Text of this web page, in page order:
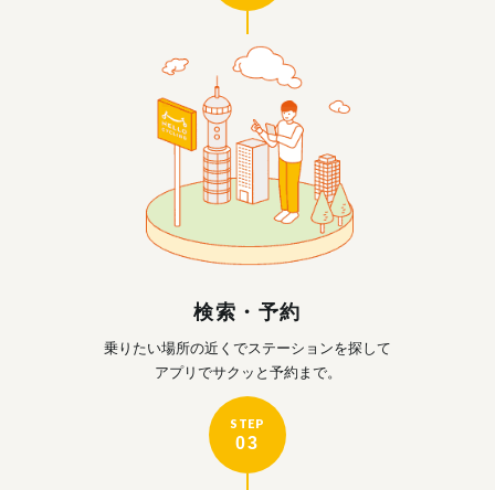
検索・予約
乗りたい場所の近くでステーションを探して
アプリでサクッと予約まで。
STEP
03